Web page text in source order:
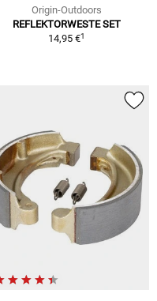
Origin-Outdoors
REFLEKTORWESTE SET
14,95 €1